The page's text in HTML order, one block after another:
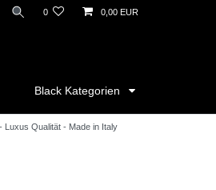
0 0,00 EUR
Black Kategorien
Luxus Qualität - Made in Italy